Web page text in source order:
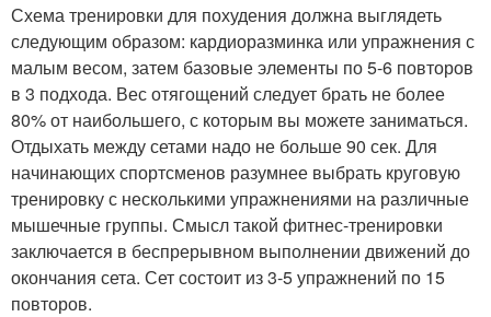
Схема тренировки для похудения должна выглядеть
следующим образом: кардиоразминка или упражнения с
малым весом, затем базовые элементы по 5-6 повторов
в 3 подхода. Вес отягощений следует брать не более
80% от наибольшего, с которым вы можете заниматься.
Отдыхать между сетами надо не больше 90 сек. Для
начинающих спортсменов разумнее выбрать круговую
тренировку с несколькими упражнениями на различные
мышечные группы. Смысл такой фитнес-тренировки
заключается в беспрерывном выполнении движений до
окончания сета. Сет состоит из 3-5 упражнений по 15
повторов.